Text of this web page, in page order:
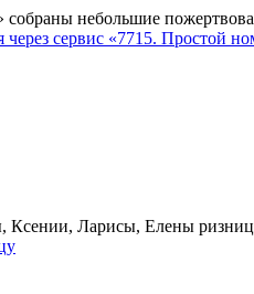
небольшие
сервис «7715. Простой
Ларисы, Елены